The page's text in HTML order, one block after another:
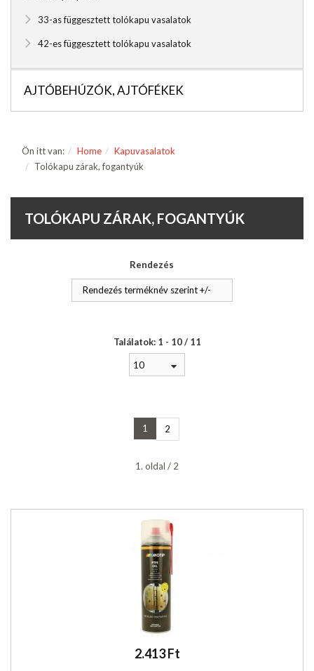
33-as függesztett tolókapu vasalatok
42-es függesztett tolókapu vasalatok
AJTÓBEHÚZÓK, AJTÓFÉKEK
Ön itt van: Home
Kapuvasalatok
Tolókapu zárak, fogantyúk
TOLÓKAPU ZÁRAK, FOGANTYÚK
Rendezés
Rendezés terméknév szerint +/-
Találatok: 1 - 10 / 11
10
1 2
1. oldal / 2
2.413 Ft